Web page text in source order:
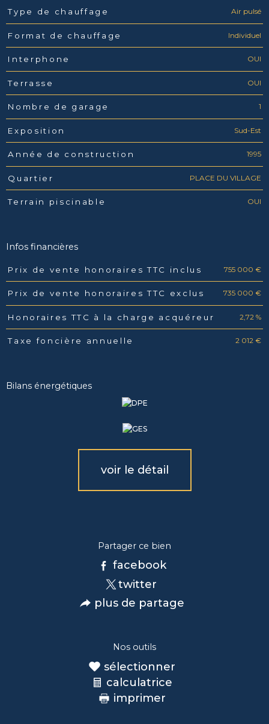
Type de chauffage Air pulsé
Format de chauffage Individuel
Interphone OUI
Terrasse OUI
Nombre de garage 1
Exposition Sud-Est
Année de construction 1995
Quartier PLACE DU VILLAGE
Terrain piscinable OUI
Infos financières
Caractéristiques Valeurs
Prix de vente honoraires TTC inclus 755 000 €
Prix de vente honoraires TTC exclus 735 000 €
Honoraires TTC à la charge acquéreur 2,72 %
Taxe foncière annuelle 2 012 €
Bilans énergétiques
voir le détail
Partager ce bien
facebook
twitter
plus de partage
Nos outils
sélectionner
calculatrice
imprimer